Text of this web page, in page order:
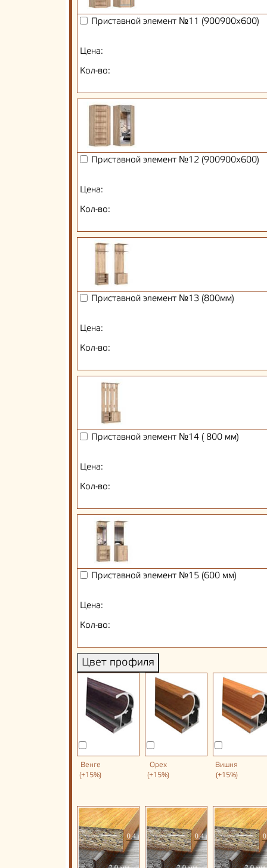
Приставной элемент №11 (900900х600)
Цена:
Кол-во:
Приставной элемент №12 (900900х600)
Цена:
Кол-во:
Приставной элемент №13 (800мм)
Цена:
Кол-во:
Приставной элемент №14 ( 800 мм)
Цена:
Кол-во:
Приставной элемент №15 (600 мм)
Цена:
Кол-во:
Цвет профиля
Венге
(+15%)
Орех
(+15%)
Вишня
(+15%)